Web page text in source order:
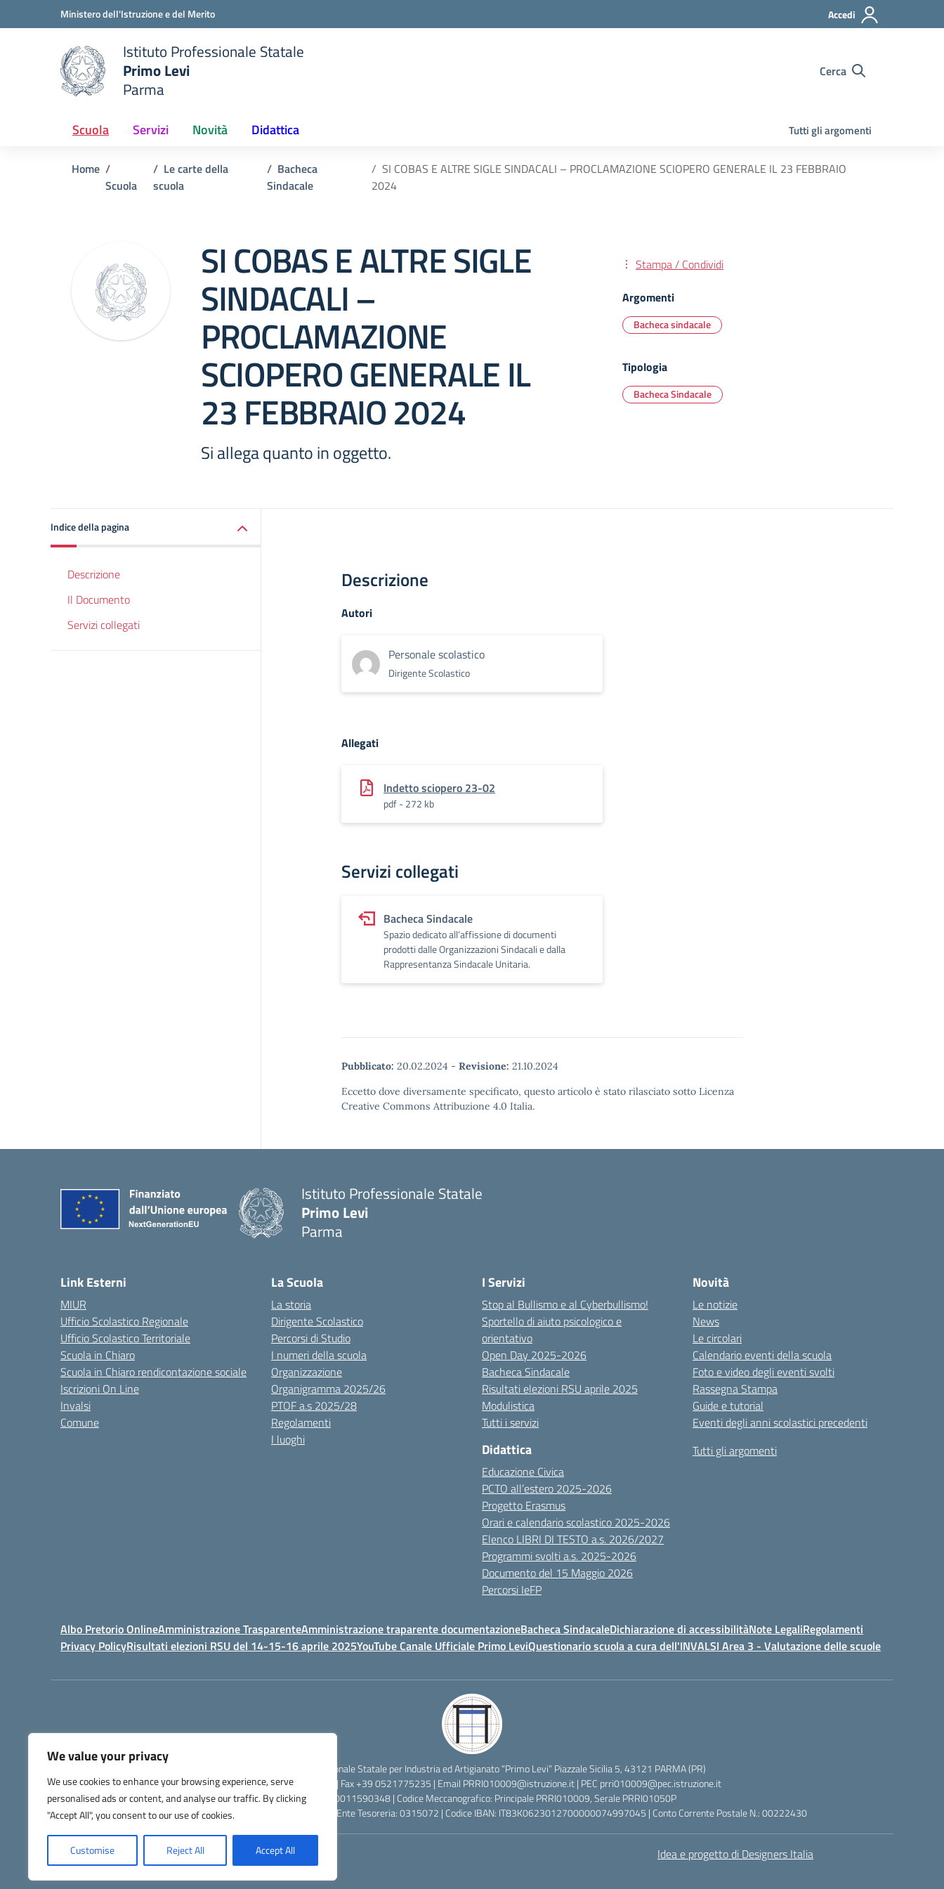
We value your privacy
We use cookies to enhance your browsing experience, serve
personalised ads or content, and analyse our traffic. By clicking
"Accept All", you consent to our use of cookies.
Customise Reject All Accept All
Vai ai contenuti
Vai al menu di navigazioneMinistero dell'Istruzione e del Merito Accedi
scuola
Istituto Professionale Statale
Primo Levi
Parma
Cerca
Scuola Servizi Novità Didattica Tutti gli argomenti
Home
Scuola
Le carte della
scuola
Bacheca
Sindacale
SI COBAS E ALTRE SIGLE SINDACALI – PROCLAMAZIONE SCIOPERO GENERALE IL 23 FEBBRAIO
2024
SI COBAS E ALTRE SIGLE
SINDACALI –
PROCLAMAZIONE
SCIOPERO GENERALE IL
23 FEBBRAIO 2024
Si allega quanto in oggetto.
Stampa / Condividi
Argomenti
Bacheca sindacale
Tipologia
Bacheca Sindacale
Indice della pagina
Descrizione
Il Documento
Servizi collegati
Descrizione
Autori
Personale scolastico
Dirigente Scolastico
Allegati
Indetto sciopero 23-02
pdf - 272 kb
Servizi collegati
Bacheca Sindacale
Spazio dedicato all’affissione di documenti
prodotti dalle Organizzazioni Sindacali e dalla
Rappresentanza Sindacale Unitaria.
Pubblicato: 20.02.2024 - Revisione: 21.10.2024
Eccetto dove diversamente specificato, questo articolo è stato rilasciato sotto Licenza
Creative Commons Attribuzione 4.0 Italia.
Istituto Professionale Statale
Primo Levi
Parma
Link Esterni
MIUR
Ufficio Scolastico Regionale
Ufficio Scolastico Territoriale
Scuola in Chiaro
Scuola in Chiaro rendicontazione sociale
Iscrizioni On Line
Invalsi
Comune
La Scuola
La storia
Dirigente Scolastico
Percorsi di Studio
I numeri della scuola
Organizzazione
Organigramma 2025/26
PTOF a.s 2025/28
Regolamenti
I luoghi
I Servizi
Stop al Bullismo e al Cyberbullismo!
Sportello di aiuto psicologico e
orientativo
Open Day 2025-2026
Bacheca Sindacale
Risultati elezioni RSU aprile 2025
Modulistica
Tutti i servizi
Didattica
Educazione Civica
PCTO all’estero 2025-2026
Progetto Erasmus
Orari e calendario scolastico 2025-2026
Elenco LIBRI DI TESTO a.s. 2026/2027
Programmi svolti a.s. 2025-2026
Documento del 15 Maggio 2026
Percorsi IeFP
Novità
Le notizie
News
Le circolari
Calendario eventi della scuola
Foto e video degli eventi svolti
Rassegna Stampa
Guide e tutorial
Eventi degli anni scolastici precedenti
Tutti gli argomenti
Albo Pretorio OnlineAmministrazione TrasparenteAmministrazione traparente documentazioneBacheca SindacaleDichiarazione di accessibilitàNote LegaliRegolamenti
Privacy PolicyRisultati elezioni RSU del 14-15-16 aprile 2025YouTube Canale Ufficiale Primo LeviQuestionario scuola a cura dell'INVALSI Area 3 - Valutazione delle scuole
IPSIA - Istituto Professionale Statale per Industria ed Artigianato “Primo Levi” Piazzale Sicilia 5, 43121 PARMA (PR)
Telefono +39 0521272638 | Fax +39 0521775235 | Email PRRI010009@istruzione.it| PEC prri010009@pec.istruzione.it
Codice Fiscale: 80011590348 | Codice Meccanografico: Principale PRRI010009, Serale PRRI01050P
Codice Univoco di Fatturazione: UFW76E | Codice Ente Tesoreria: 0315072 | Codice IBAN: IT83K0623012700000074997045 | Conto Corrente Postale N.: 00222430
Idea e progetto di Designers Italia